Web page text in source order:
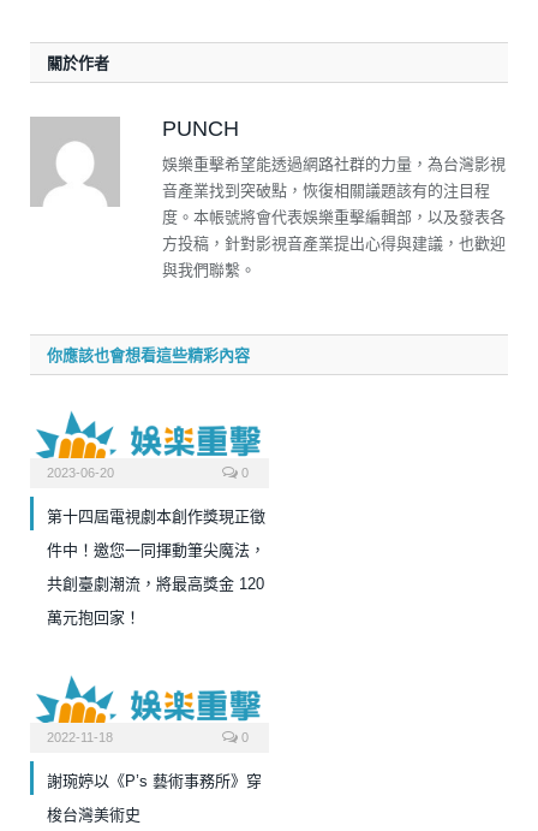
關於作者
PUNCH
娛樂重擊希望能透過網路社群的力量，為台灣影視
音產業找到突破點，恢復相關議題該有的注目程
度。本帳號將會代表娛樂重擊編輯部，以及發表各
方投稿，針對影視音產業提出心得與建議，也歡迎
與我們聯繫。
你應該也會想看這些精彩內容
2023-06-20 0
第十四屆電視劇本創作獎現正徵
件中！邀您一同揮動筆尖魔法，
共創臺劇潮流，將最高獎金 120
萬元抱回家！
2022-11-18 0
謝琬婷以《P’s 藝術事務所》穿
梭台灣美術史